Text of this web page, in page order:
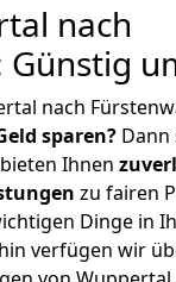
nach
nach
sparen? Dann
Ihnen
zu fairen
Dinge in
verfügen wir